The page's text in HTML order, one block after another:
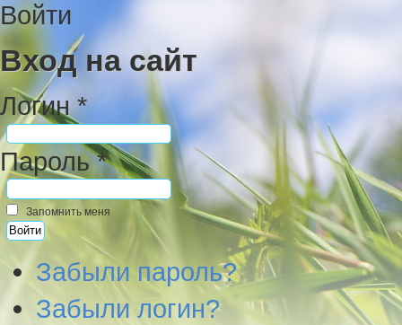
Войти
Вход на сайт
Логин *
Пароль *
Запомнить меня
Забыли пароль?
Забыли логин?